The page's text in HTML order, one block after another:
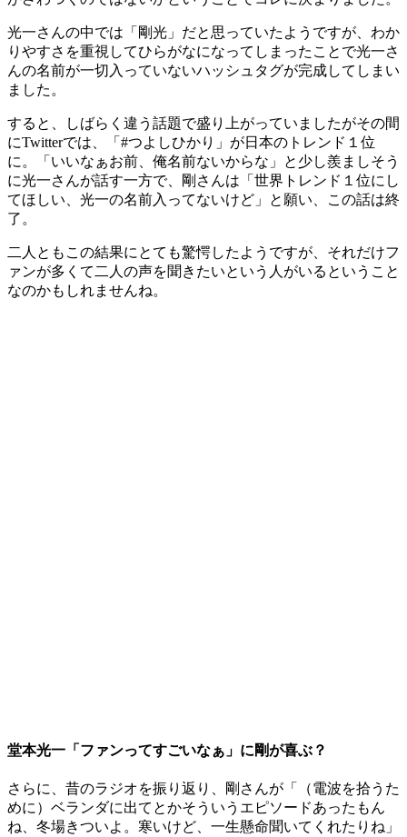
光一さんの中では「剛光」だと思っていたようですが、わか
りやすさを重視してひらがなになってしまったことで光一さ
んの名前が一切入っていないハッシュタグが完成してしまい
ました。
すると、しばらく違う話題で盛り上がっていましたがその間
にTwitterでは、「#つよしひかり」が日本のトレンド１位
に。「いいなぁお前、俺名前ないからな」と少し羨ましそう
に光一さんが話す一方で、剛さんは「世界トレンド１位にし
てほしい、光一の名前入ってないけど」と願い、この話は終
了。
二人ともこの結果にとても驚愕したようですが、それだけフ
ァンが多くて二人の声を聞きたいという人がいるということ
なのかもしれませんね。
堂本光一「ファンってすごいなぁ」に剛が喜ぶ？
さらに、昔のラジオを振り返り、剛さんが「（電波を拾うた
めに）ベランダに出てとかそういうエピソードあったもん
ね、冬場きついよ。寒いけど、一生懸命聞いてくれたりね」